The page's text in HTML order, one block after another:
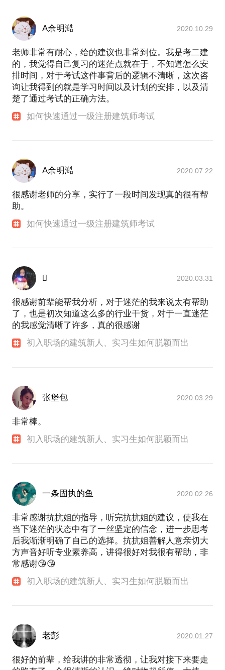
A余明澔 2020.10.29
老师非常有耐心，给的建议也非常到位。我是考二建
的，我觉得自己复习的迷茫点就在于，不知道怎么安
排时间，对于考试这件事背后的逻辑不清晰，这次咨
询让我得到的就是学习时间以及计划的安排，以及清
楚了通过考试的正确方法。
如何快速通过一级注册建筑师考试
A余明澔 2020.07.22
很感谢老师的分享，实行了一段时间发现真的很有帮
助。
如何快速通过一级注册建筑师考试
 2020.03.31
很感谢前辈能帮我分析，对于迷茫的我来说太有帮助
了，也是初次知道这么多的行业干货，对于一直迷茫
的我感觉清晰了许多，真的很感谢
初入职场的建筑新人、实习生如何脱颖而出
张堡包 2020.03.29
非常棒。
初入职场的建筑新人、实习生如何脱颖而出
一条固执的鱼 2020.02.26
非常感谢抗抗姐的指导，听完抗抗姐的建议，使我在
当下迷茫的状态中有了一丝坚定的信念，进一步思考
后我渐渐明确了自己的选择。抗抗姐善解人意亲切大
方声音好听专业素养高，讲得很好对我很有帮助，非
常感谢😘😘
初入职场的建筑新人、实习生如何脱颖而出
老彭 2020.01.27
很好的前辈，给我讲的非常透彻，让我对接下来要走